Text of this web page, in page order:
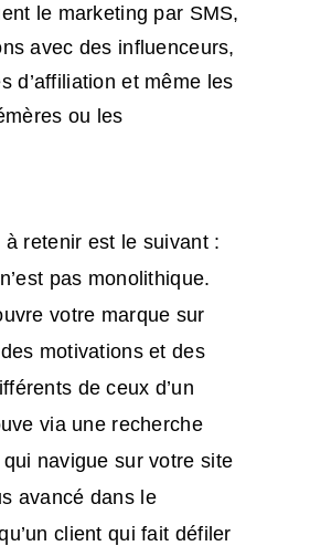
le marketing par SMS,
avec des influenceurs,
d’affiliation et même les
ou les
retenir est le suivant :
pas monolithique.
votre marque sur
motivations et des
de ceux d’un
via une recherche
navigue sur votre site
avancé dans le
client qui fait défiler